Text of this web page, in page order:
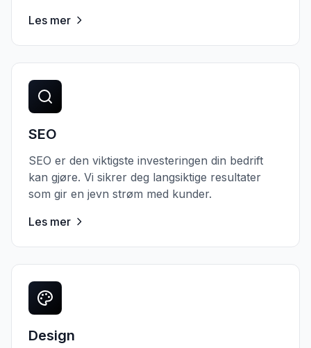
Les mer
SEO
SEO er den viktigste investeringen din bedrift
kan gjøre. Vi sikrer deg langsiktige resultater
som gir en jevn strøm med kunder.
Les mer
Design